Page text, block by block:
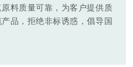
料质量可靠，为客户提供质
品，拒绝非标诱惑，倡导国